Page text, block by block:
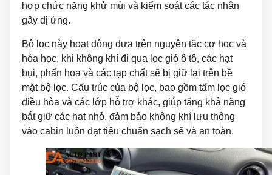
hợp chức năng khử mùi và kiểm soát các tác nhân
gây dị ứng.
Bộ lọc này hoạt động dựa trên nguyên tắc cơ học và
hóa học, khi không khí đi qua lọc gió ô tô, các hạt
bụi, phấn hoa và các tạp chất sẽ bị giữ lại trên bề
mặt bộ lọc. Cấu trúc của bộ lọc, bao gồm tấm lọc gió
điều hòa và các lớp hỗ trợ khác, giúp tăng khả năng
bắt giữ các hạt nhỏ, đảm bảo không khí lưu thông
vào cabin luôn đạt tiêu chuẩn sạch sẽ và an toàn.